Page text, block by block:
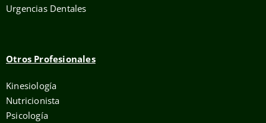
Urgencias Dentales
Otros Profesionales
Kinesiología
Nutricionista
Psicología